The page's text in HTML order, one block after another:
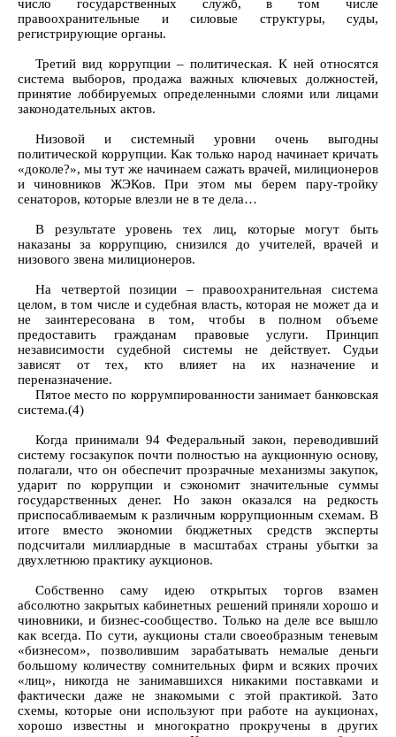
число государственных служб, в том числе
правоохранительные и силовые структуры, суды,
регистрирующие органы.
Третий вид коррупции – политическая. К ней относятся
система выборов, продажа важных ключевых должностей,
принятие лоббируемых определенными слоями или лицами
законодательных актов.
Низовой и системный уровни очень выгодны
политической коррупции. Как только народ начинает кричать
«доколе?», мы тут же начинаем сажать врачей, милиционеров
и чиновников ЖЭКов. При этом мы берем пару-тройку
сенаторов, которые влезли не в те дела…
В результате уровень тех лиц, которые могут быть
наказаны за коррупцию, снизился до учителей, врачей и
низового звена милиционеров.
На четвертой позиции – правоохранительная система
целом, в том числе и судебная власть, которая не может да и
не заинтересована в том, чтобы в полном объеме
предоставить гражданам правовые услуги. Принцип
независимости судебной системы не действует. Судьи
зависят от тех, кто влияет на их назначение и
переназначение.
Пятое место по коррумпированности занимает банковская
система.(4)
Когда принимали 94 Федеральный закон, переводивший
систему госзакупок почти полностью на аукционную основу,
полагали, что он обеспечит прозрачные механизмы закупок,
ударит по коррупции и сэкономит значительные суммы
государственных денег. Но закон оказался на редкость
приспосабливаемым к различным коррупционным схемам. В
итоге вместо экономии бюджетных средств эксперты
подсчитали миллиардные в масштабах страны убытки за
двухлетнюю практику аукционов.
Собственно саму идею открытых торгов взамен
абсолютно закрытых кабинетных решений приняли хорошо и
чиновники, и бизнес-сообщество. Только на деле все вышло
как всегда. По сути, аукционы стали своеобразным теневым
«бизнесом», позволившим зарабатывать немалые деньги
большому количеству сомнительных фирм и всяких прочих
«лиц», никогда не занимавшихся никакими поставками и
фактически даже не знакомыми с этой практикой. Зато
схемы, которые они используют при работе на аукционах,
хорошо известны и многократно прокручены в других